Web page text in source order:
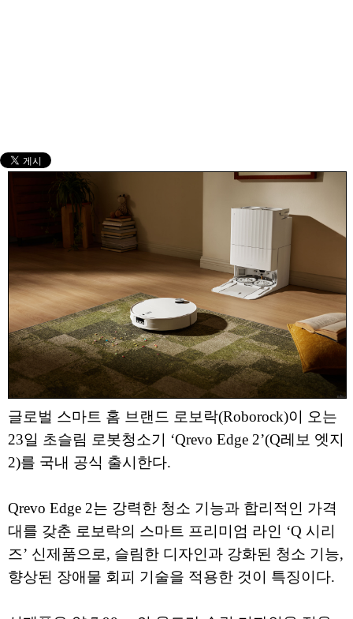
글로벌 스마트 홈 브랜드 로보락(Roborock)이 오는
23일 초슬림 로봇청소기 ‘Qrevo Edge 2’(Q레보 엣지
2)를 국내 공식 출시한다.
Qrevo Edge 2는 강력한 청소 기능과 합리적인 가격
대를 갖춘 로보락의 스마트 프리미엄 라인 ‘Q 시리
즈’ 신제품으로, 슬림한 디자인과 강화된 청소 기능,
향상된 장애물 회피 기술을 적용한 것이 특징이다.